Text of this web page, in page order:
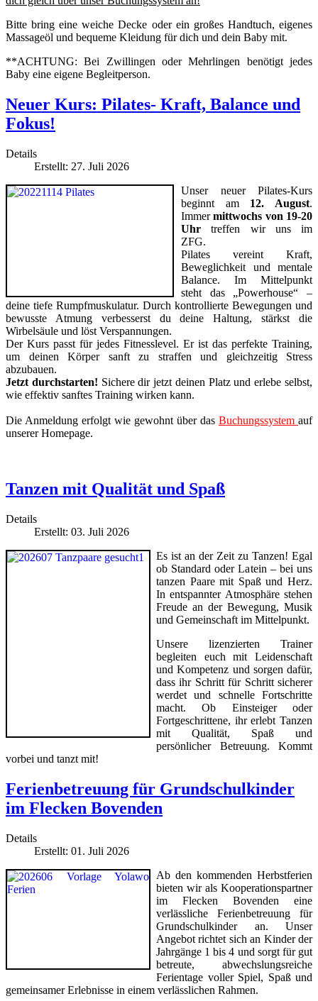
Bitte bring eine weiche Decke oder ein großes Handtuch, eigenes
Massageöl und bequeme Kleidung für dich und dein Baby mit.
**ACHTUNG: Bei Zwillingen oder Mehrlingen benötigt jedes
Baby eine eigene Begleitperson.
Neuer Kurs: Pilates- Kraft, Balance und
Fokus!
Details
Erstellt: 27. Juli 2026
Unser neuer Pilates-Kurs
beginnt am 12. August.
Immermittwochs von 19-20
Uhr treffen wir uns im
ZFG.
Pilates vereint Kraft,
Beweglichkeit und mentale
Balance. Im Mittelpunkt
steht das „Powerhouse“ –
deine tiefe Rumpfmuskulatur. Durch kontrollierte Bewegungen und
bewusste Atmung verbesserst du deine Haltung, stärkst die
Wirbelsäule und löst Verspannungen.
Der Kurs passt für jedes Fitnesslevel. Er ist das perfekte Training,
um deinen Körper sanft zu straffen und gleichzeitig Stress
abzubauen.
Jetzt durchstarten! Sichere dir jetzt deinen Platz und erlebe selbst,
wie effektiv sanftes Training wirken kann.
Die Anmeldung erfolgt wie gewohnt über das Buchungssystem auf
unserer Homepage.
Tanzen mit Qualität und Spaß
Details
Erstellt: 03. Juli 2026
Es ist an der Zeit zu Tanzen! Egal
ob Standard oder Latein – bei uns
tanzen Paare mit Spaß und Herz.
In entspannter Atmosphäre stehen
Freude an der Bewegung, Musik
und Gemeinschaft im Mittelpunkt.
Unsere lizenzierten Trainer
begleiten euch mit Leidenschaft
und Kompetenz und sorgen dafür,
dass ihr Schritt für Schritt sicherer
werdet und schnelle Fortschritte
macht. Ob Einsteiger oder
Fortgeschrittene, ihr erlebt Tanzen
mit Qualität, Spaß und
persönlicher Betreuung. Kommt
vorbei und tanzt mit!
Ferienbetreuung für Grundschulkinder
im Flecken Bovenden
Details
Erstellt: 01. Juli 2026
Ab den kommenden Herbstferien
bieten wir als Kooperationspartner
im Flecken Bovenden eine
verlässliche Ferienbetreuung für
Grundschulkinder an. Unser
Angebot richtet sich an Kinder der
Jahrgänge 1 bis 4 und sorgt für gut
betreute, abwechslungsreiche
Ferientage voller Spiel, Spaß und
gemeinsamer Erlebnisse in einem verlässlichen Rahmen.